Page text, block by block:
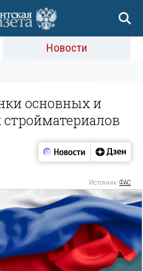
Новости
основных и
Источник:ФАС